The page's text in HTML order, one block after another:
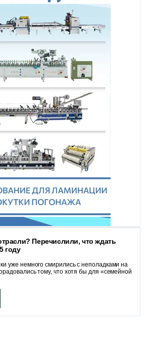
Перечислили, что ждать
году
уже немного смирились с неполадками на
тому, что хотя бы для «семейной